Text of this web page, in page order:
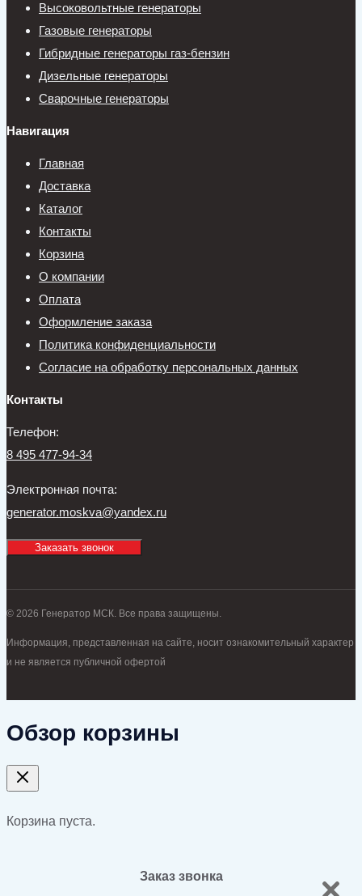
Высоковольтные генераторы
Газовые генераторы
Гибридные генераторы газ-бензин
Дизельные генераторы
Сварочные генераторы
Навигация
Главная
Доставка
Каталог
Контакты
Корзина
О компании
Оплата
Оформление заказа
Политика конфиденциальности
Согласие на обработку персональных данных
Контакты
Телефон:
8 495 477-94-34
Электронная почта:
generator.moskva@yandex.ru
Заказать звонок
© 2026 Генератор МСК. Все права защищены.
Информация, представленная на сайте, носит ознакомительный характер
и не является публичной офертой
Обзор корзины
Корзина пуста.
Заказ звонка